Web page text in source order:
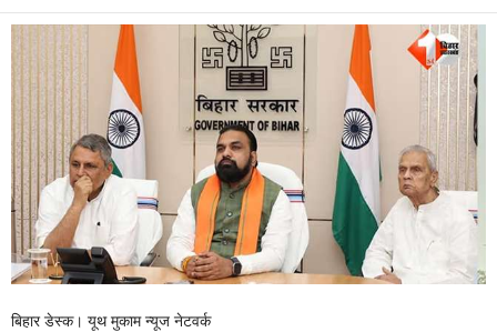
बिहार डेस्क। यूथ मुकाम न्यूज नेटवर्क